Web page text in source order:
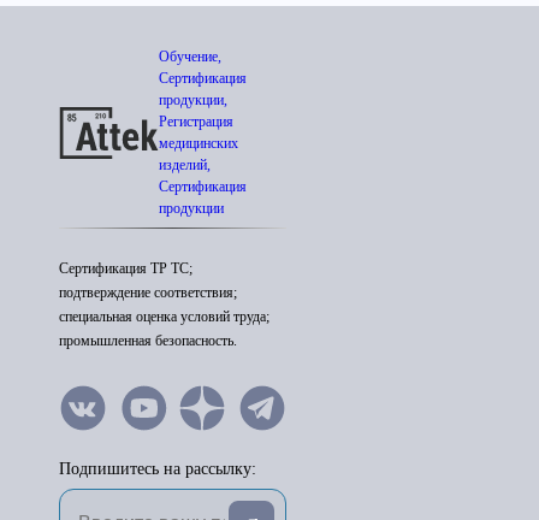
Обучение,
Сертификация
продукции,
Регистрация
медицинских
изделий,
Сертификация
продукции
Сертификация ТР ТС;
подтверждение соответствия;
специальная оценка условий труда;
промышленная безопасность.
Подпишитесь на рассылку: